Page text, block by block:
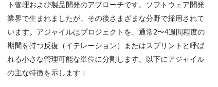
ト管理および製品開発のアプローチです。ソフトウェア開発
業界で生まれましたが、その後さまざまな分野で採用されて
います。アジャイルはプロジェクトを、通常2〜4週間程度の
期間を持つ反復（イテレーション）またはスプリントと呼ば
れる小さな管理可能な単位に分割します。以下にアジャイル
の主な特徴を示します：